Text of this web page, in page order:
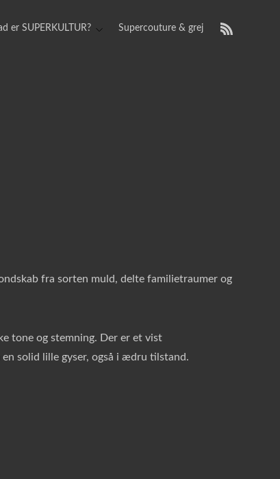
er SUPERKULTUR? Supercouture & grej
fra sorten muld, delte familietraumer og
tone og stemning. Der er et vist
solid lille gyser, også i ædru tilstand.